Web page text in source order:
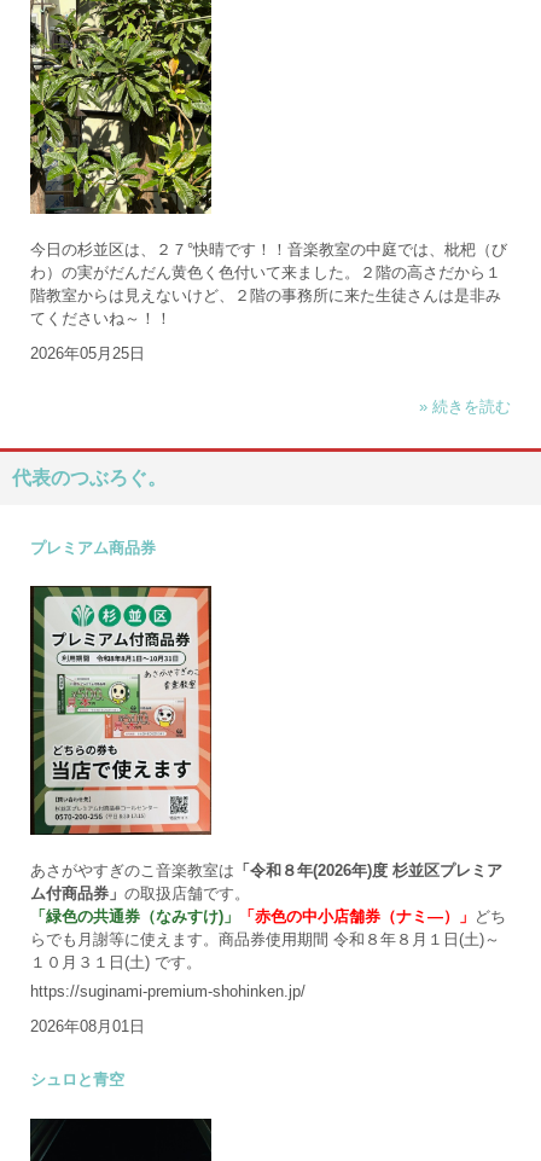
今日の杉並区は、２７°快晴です！！音楽教室の中庭では、枇杷（び
わ）の実がだんだん黄色く色付いて来ました。２階の高さだから１
階教室からは見えないけど、２階の事務所に来た生徒さんは是非み
てくださいね～！！
2026年05月25日
» 続きを読む
代表のつぶろぐ。
プレミアム商品券
あさがやすぎのこ音楽教室は 「令和８年(2026年)度 杉並区プレミア
ム付商品券」 の取扱店舗です。
「緑色の共通券（なみすけ)」
「赤色の中小店舗券（ナミ―）」 どち
らでも月謝等に使えます。商品券使用期間 令和８年８月１日(土)～
１０月３１日(土) です。
https://suginami-premium-shohinken.jp/
2026年08月01日
シュロと青空